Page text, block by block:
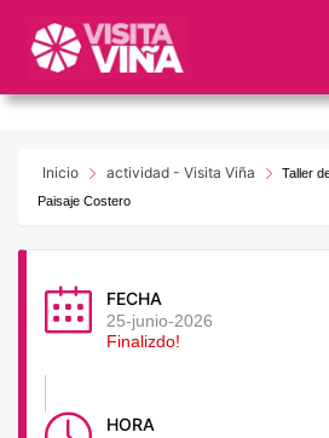
este
web
sistemaInicio actividad - Visita Viña
Taller
Paisaje Costero
FECHA
25-junio-2026
Finalizdo!
HORA